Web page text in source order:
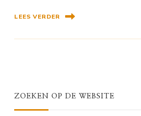
LEES VERDER
ZOEKEN OP DE WEBSITE